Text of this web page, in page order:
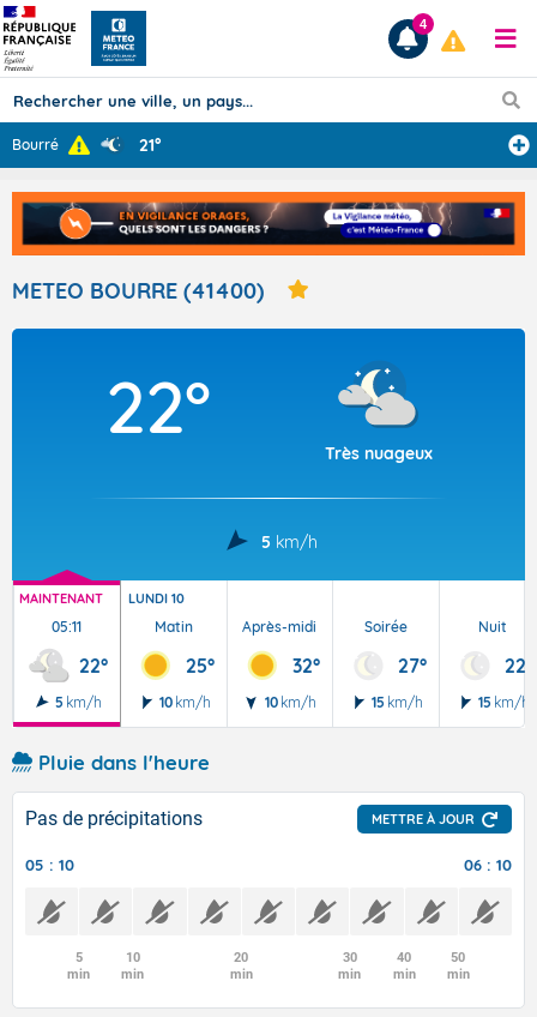
Prévisions
TOUS LES RÉSULTATS
Articles
4
Bourré 21°
METEO BOURRE (41400)
22°
Très nuageux
5 km/h
MAINTENANT
05:11
22°
5 km/h
LUNDI 10
Matin
25°
10 km/h
Après-midi
32°
10 km/h
Soirée
27°
15 km/h
Nuit
22°
15 km/h
Pluie dans l'heure
Pas de précipitations METTRE À JOUR
05 : 10 06 : 10
5
min
10
min
20
min
30
min
40
min
50
min